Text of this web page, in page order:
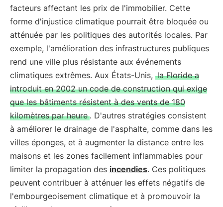
facteurs affectant les prix de l'immobilier. Cette
forme d'injustice climatique pourrait être bloquée ou
atténuée par les politiques des autorités locales. Par
exemple, l'amélioration des infrastructures publiques
rend une ville plus résistante aux événements
climatiques extrêmes. Aux États-Unis, la Floride a
introduit en 2002 un code de construction qui exige
que les bâtiments résistent à des vents de 180
kilomètres par heure . D'autres stratégies consistent
à améliorer le drainage de l'asphalte, comme dans les
villes éponges, et à augmenter la distance entre les
maisons et les zones facilement inflammables pour
limiter la propagation des incendies. Ces politiques
peuvent contribuer à atténuer les effets négatifs de
l'embourgeoisement climatique et à promouvoir la